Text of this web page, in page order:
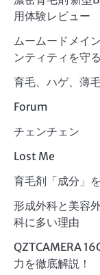
用体験レビュー
ムームードメイ
ンティティを守る
育毛、ハゲ、薄
Forum
チェンチェン
Lost Me
育毛剤「成分」
形成外科と美容
科に多い理由
QZTCAMERA
力を徹底解説！